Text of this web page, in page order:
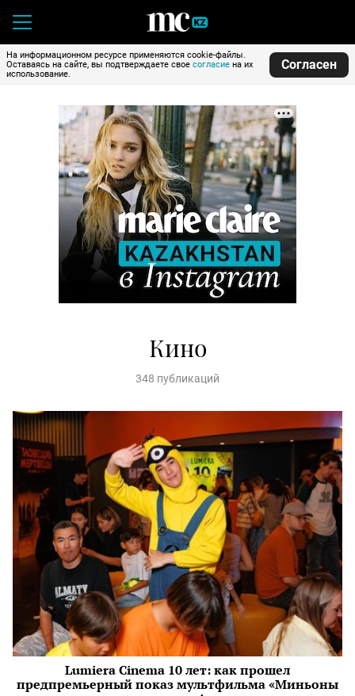
На информационном ресурсе применяются cookie-файлы.
Оставаясь на сайте, вы подтверждаете свое согласие на их
использование.
Согласен
Кино
348 публикаций
Lumiera Cinema 10 лет: как прошел
предпремьерный показ мультфильма «Миньоны